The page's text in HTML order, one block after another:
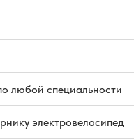
любой специальности
электровелосипед